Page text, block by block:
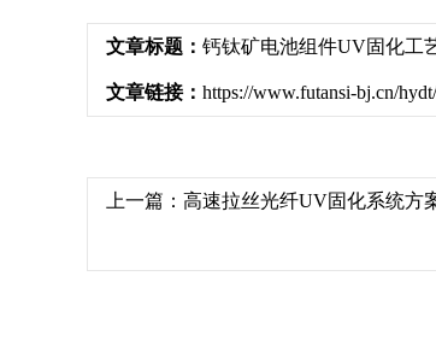
文章标题： 钙钛矿电池组件UV固化工
文章链接： https://www.futansi-bj.cn/
上一篇： 高速拉丝光纤UV固化系统方